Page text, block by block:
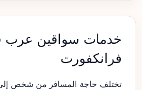
خدمات سواقين عرب
فرانكفورت
تختلف حاجة المسافر من شخص